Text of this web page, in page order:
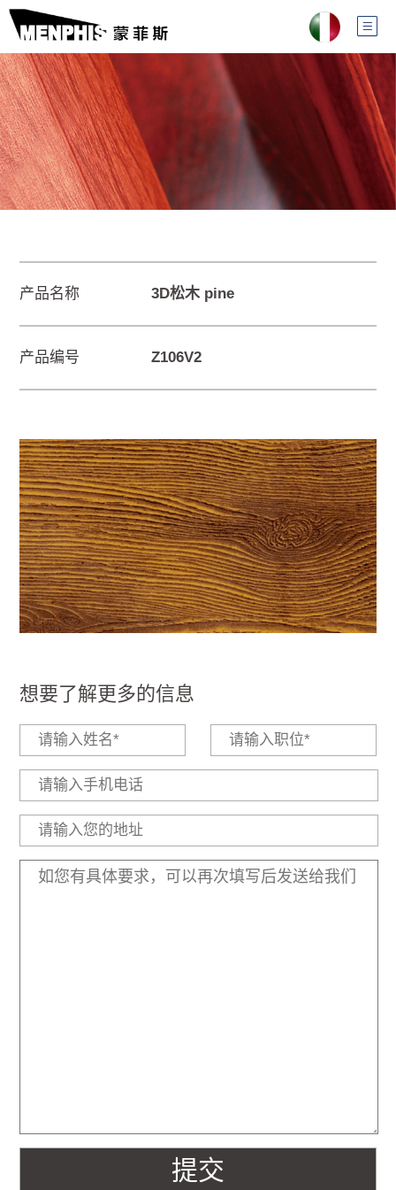
产品名称 3D松木 pine
产品编号 Z106V2
想要了解更多的信息